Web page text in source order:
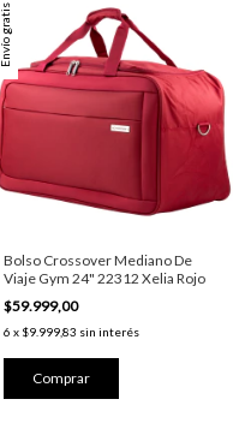
Envío gratis
Bolso Crossover Mediano De
Viaje Gym 24" 22312 Xelia Rojo
$59.999,00
6 x $9.999,83 sin interés